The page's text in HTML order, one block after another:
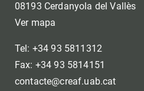
08193 Cerdanyola del Vallès
Ver mapa
Tel: +34 93 5811312
Fax: +34 93 5814151
contacte@creaf.uab.cat